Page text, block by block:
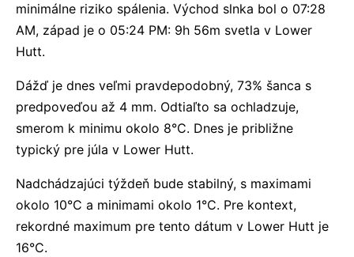
minimálne riziko spálenia. Východ slnka bol o 07:28
AM, západ je o 05:24 PM: 9h 56m svetla v Lower
Hutt.
Dážď je dnes veľmi pravdepodobný, 73% šanca s
predpoveďou až 4 mm. Odtiaľto sa ochladzuje,
smerom k minimu okolo 8°C. Dnes je približne
typický pre júla v Lower Hutt.
Nadchádzajúci týždeň bude stabilný, s maximami
okolo 10°C a minimami okolo 1°C. Pre kontext,
rekordné maximum pre tento dátum v Lower Hutt je
16°C.